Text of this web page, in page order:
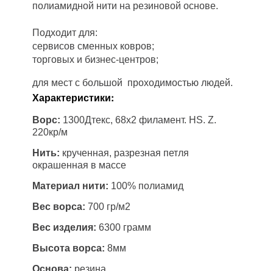
полиамидной нити на резиновой основе.
Подходит для:
сервисов сменных ковров;
торговых и бизнес-центров;
для мест с большой проходимостью людей.
Характеристики:
Ворс: 1300Дтекс, 68х2 филамент. HS. Z.
220кр/м
Нить: крученная, разрезная петля
окрашенная в массе
Материал нити: 100% полиамид
Вес ворса: 700 гр/м2
Вес изделия: 6300 грамм
Высота ворса: 8мм